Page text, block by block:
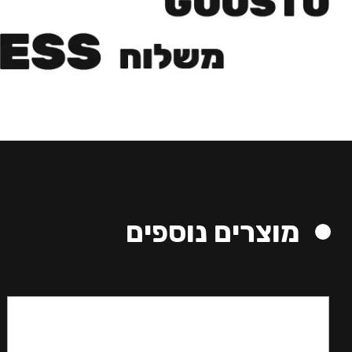
מוצרים נוספים